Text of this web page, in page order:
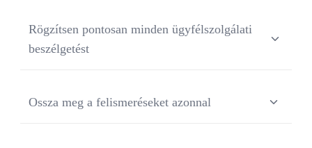
Rögzítsen pontosan minden ügyfélszolgálati
beszélgetést
időbélyegekkel és a problémafolyamat rögzítésével.
Ossza meg a felismeréseket azonnal